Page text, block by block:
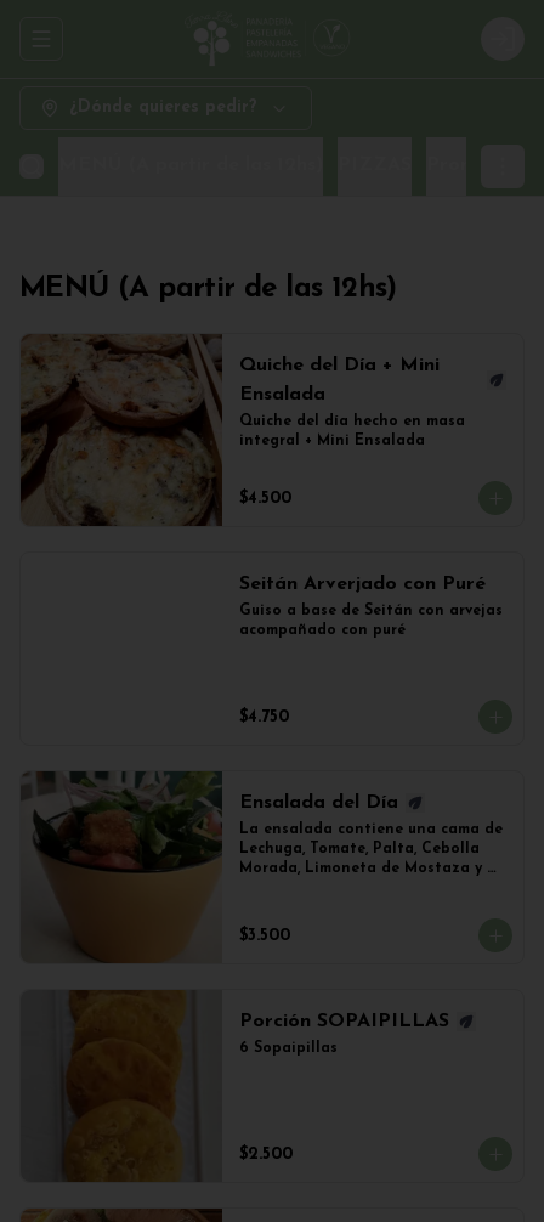
MENÚ (A partir de las 12hs)
Quiche del Día + Mini
Ensalada
Quiche del día hecho en masa
integral + Mini Ensalada
$4.500
Seitán Arverjado con Puré
Guiso a base de Seitán con arvejas
acompañado con puré
$4.750
Ensalada del Día
La ensalada contiene una cama de
Lechuga, Tomate, Palta, Cebolla
Morada, Limoneta de Mostaza y
o Falafel.
$3.500
Porción SOPAIPILLAS
6 Sopaipillas
$2.500